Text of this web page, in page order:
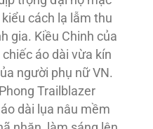
cách lạ lẫm thu
gia. Kiều Chinh của
áo dài vừa kín
người phụ nữ VN.
Trailblazer
dài lụa nâu mềm